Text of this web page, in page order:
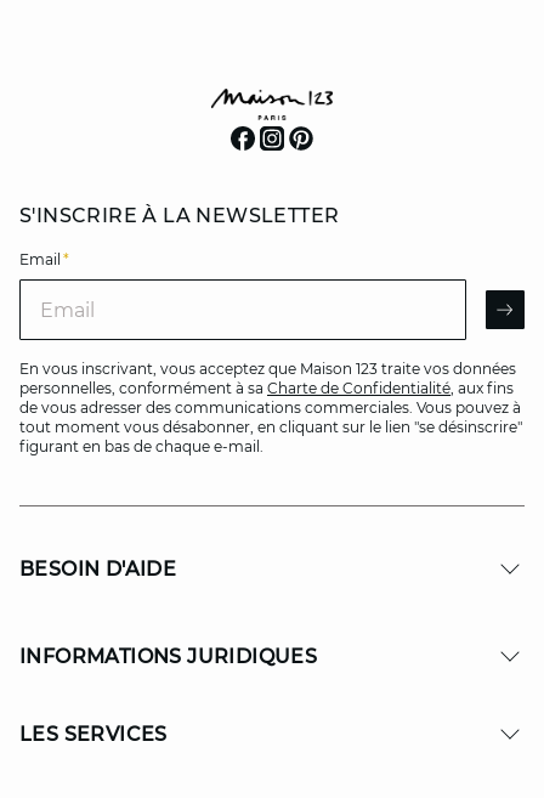
S'INSCRIRE À LA NEWSLETTER
Email *
En vous inscrivant, vous acceptez que Maison 123 traite vos données
personnelles, conformément à sa Charte de Confidentialité, aux fins
de vous adresser des communications commerciales. Vous pouvez à
tout moment vous désabonner, en cliquant sur le lien "se désinscrire"
figurant en bas de chaque e-mail.
BESOIN D'AIDE
INFORMATIONS JURIDIQUES
LES SERVICES